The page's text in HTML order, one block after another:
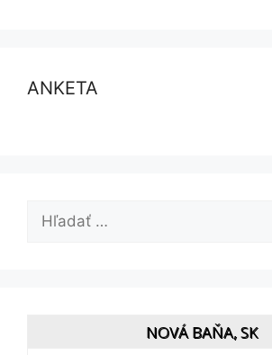
ANKETA
Hľadať:
NOVÁ BAŇA, SK